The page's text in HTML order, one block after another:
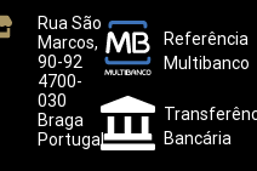
Rua São
Marcos,
90-92
4700-
030
Braga
Portugal
Referência
Multibanco
Bancária